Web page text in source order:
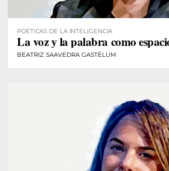
POÉTICAS DE LA INTELIGENCIA
La voz y la palabra como
BEATRIZ SAAVEDRA GASTÉLUM